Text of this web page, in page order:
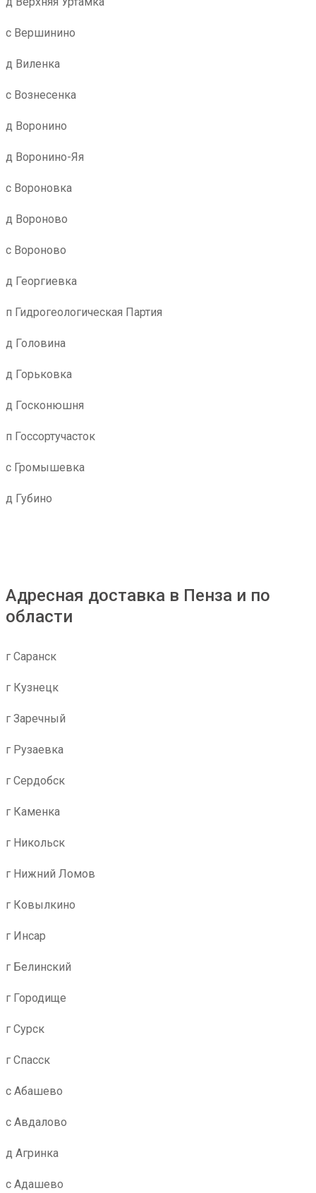
с Вершинино
д Виленка
с Вознесенка
д Воронино
д Воронино-Яя
с Вороновка
д Вороново
с Вороново
д Георгиевка
п Гидрогеологическая Партия
д Головина
д Горьковка
д Госконюшня
п Госсортучасток
с Громышевка
д Губино
Адресная доставка в Пенза и по
области
г Саранск
г Кузнецк
г Заречный
г Рузаевка
г Сердобск
г Каменка
г Никольск
г Нижний Ломов
г Ковылкино
г Инсар
г Белинский
г Городище
г Сурск
г Спасск
с Абашево
с Авдалово
д Агринка
с Адашево